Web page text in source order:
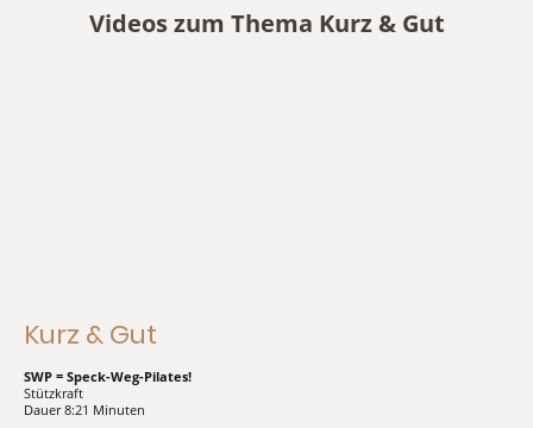
Videos zum Thema Kurz & Gut
Kurz & Gut
SWP = Speck-Weg-Pilates!
Stützkraft
Dauer 8:21 Minuten